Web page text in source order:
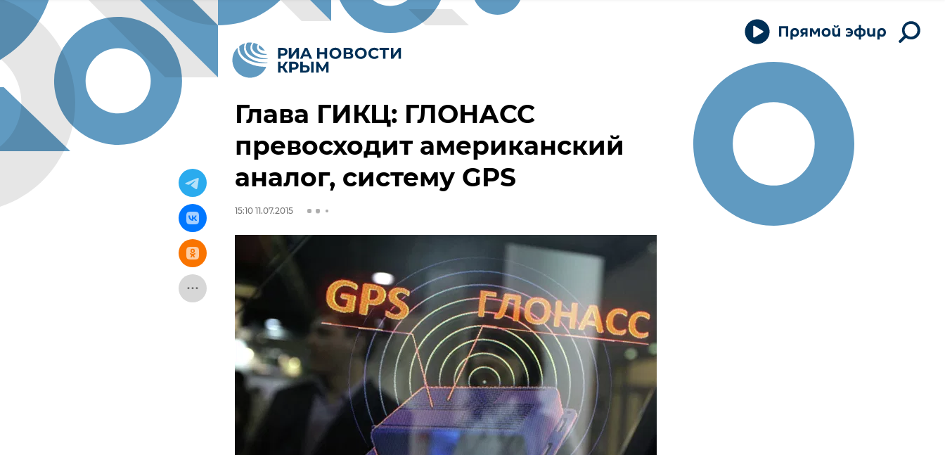
Глава ГИКЦ: ГЛОНАСС
превосходит американский
аналог, систему GPS
15:10 11.07.2015